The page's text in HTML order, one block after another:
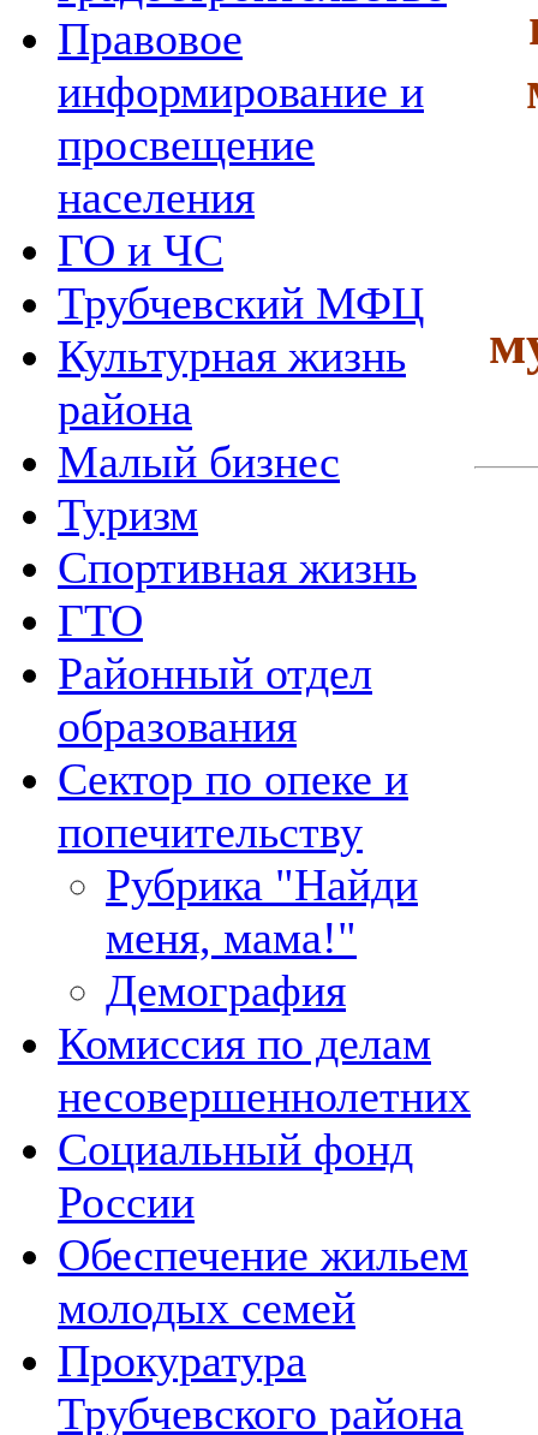
Правовое
информирование и
просвещение
населения
ГО и ЧС
Трубчевский МФЦ
Культурная жизнь
района
Малый бизнес
Туризм
Спортивная жизнь
ГТО
Районный отдел
образования
Сектор по опеке и
попечительству
Рубрика "Найди
меня, мама!"
Демография
Комиссия по делам
несовершеннолетних
Социальный фонд
России
Обеспечение жильем
молодых семей
Прокуратура
Трубчевского района